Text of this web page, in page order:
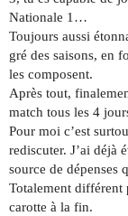
Nationale 1…
Toujours aussi
gré des saisons, en
les composent.
Après tout,
match tous les 4
Pour moi c’est
rediscuter. J’ai déjà
source de dépenses
Totalement
carotte à la fin.